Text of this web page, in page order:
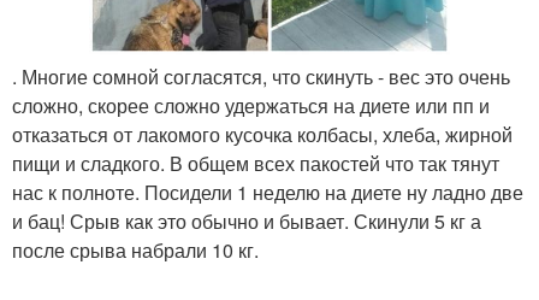
. Многие сомной согласятся, что скинуть - вес это очень
сложно, скорее сложно удержаться на диете или пп и
отказаться от лакомого кусочка колбасы, хлеба, жирной
пищи и сладкого. В общем всех пакостей что так тянут
нас к полноте. Посидели 1 неделю на диете ну ладно две
и бац! Срыв как это обычно и бывает. Скинули 5 кг а
после срыва набрали 10 кг.